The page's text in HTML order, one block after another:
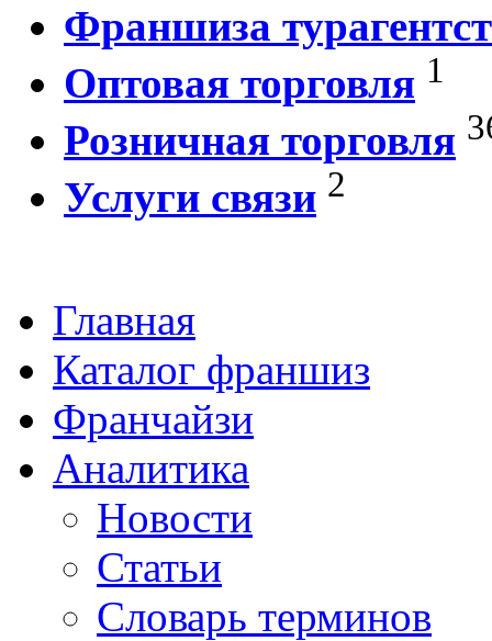
Франшиза
Оптовая торговля 1
Розничная торговля
Услуги связи 2
Главная
Каталог франшиз
Франчайзи
Аналитика
Новости
Статьи
Словарь терминов